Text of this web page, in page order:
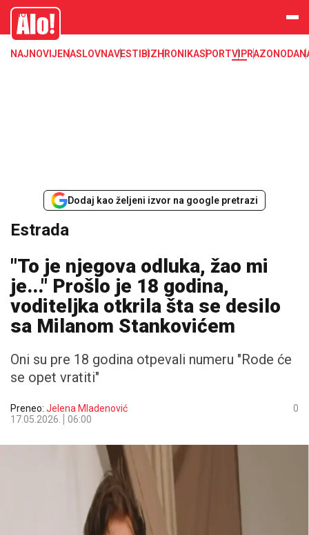
Estrada, poznati, VIP
Alo
NAJNOVIJENASLOVNAVESTI BIZHRONIKASPORTVIPRAZONODA
Dodaj kao željeni izvor na google pretrazi
Estrada
"To je njegova odluka, žao mi
je..." Prošlo je 18 godina,
voditeljka otkrila šta se desilo
sa Milanom Stankovićem
Oni su pre 18 godina otpevali numeru "Rode će
se opet vratiti"
Preneo: Jelena Mladenović
17.05.2026.
06:00
0